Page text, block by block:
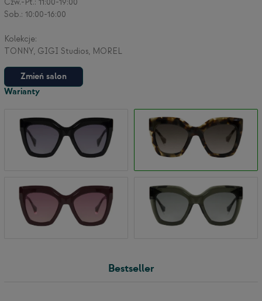
Zmień salon
Sob.: 10:00-16:00
Kolekcje:
TONNY, GIGI Studios, MOREL
Warianty
Bestseller